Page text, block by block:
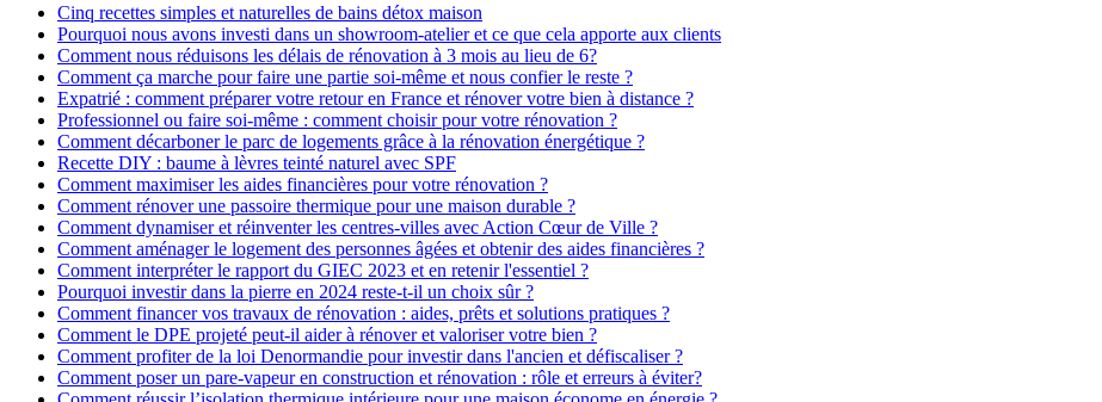
Cinq recettes simples et naturelles de bains détox maison
Pourquoi nous avons investi dans un showroom-atelier et ce que cela apporte aux clients
Comment nous réduisons les délais de rénovation à 3 mois au lieu de 6?
Comment ça marche pour faire une partie soi-même et nous confier le reste ?
Expatrié : comment préparer votre retour en France et rénover votre bien à distance ?
Professionnel ou faire soi-même : comment choisir pour votre rénovation ?
Comment décarboner le parc de logements grâce à la rénovation énergétique ?
Recette DIY : baume à lèvres teinté naturel avec SPF
Comment maximiser les aides financières pour votre rénovation ?
Comment rénover une passoire thermique pour une maison durable ?
Comment dynamiser et réinventer les centres-villes avec Action Cœur de Ville ?
Comment aménager le logement des personnes âgées et obtenir des aides financières ?
Comment interpréter le rapport du GIEC 2023 et en retenir l'essentiel ?
Pourquoi investir dans la pierre en 2024 reste-t-il un choix sûr ?
Comment financer vos travaux de rénovation : aides, prêts et solutions pratiques ?
Comment le DPE projeté peut-il aider à rénover et valoriser votre bien ?
Comment profiter de la loi Denormandie pour investir dans l'ancien et défiscaliser ?
Comment poser un pare-vapeur en construction et rénovation : rôle et erreurs à éviter?